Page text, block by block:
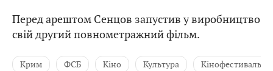
Перед арештом Сенцов запустив у виробництво
свій другий повнометражний фільм.
Крим ФСБ Кіно Культура Кінофестиваль